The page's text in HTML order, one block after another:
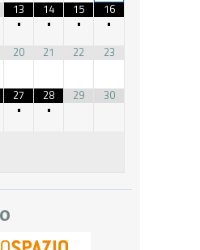
13
•
14
•
15
•
16
•
20 21 22 23
27
•
28
•
29 30